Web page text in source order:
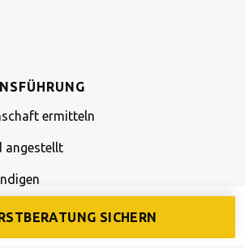
ermitteln
angestellt
SICHERN